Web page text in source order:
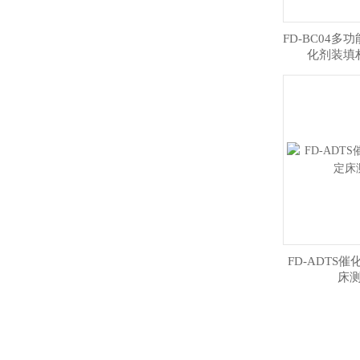
FD-BC04多功
化剂装填
FD-ADTS催
床